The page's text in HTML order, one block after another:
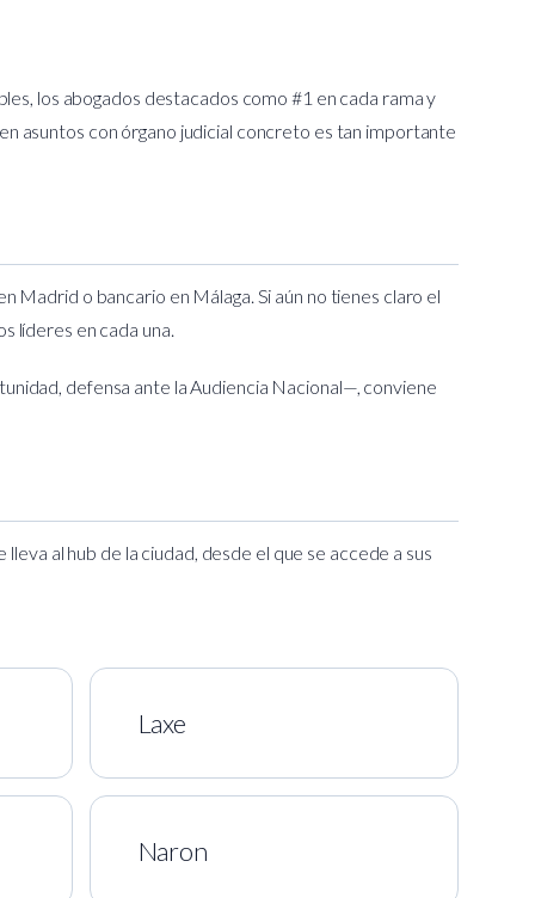
los abogados destacados como #1 en cada rama y
asuntos con órgano judicial concreto es tan importante
Madrid o bancario en Málaga. Si aún no tienes claro el
líderes en cada una.
defensa ante la Audiencia Nacional—, conviene
al hub de la ciudad, desde el que se accede a sus
Laxe
Naron